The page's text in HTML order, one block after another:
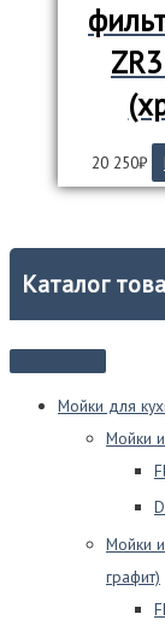
Каталог
Мойки для
Мойки
Мойки
графит)
20 250₽